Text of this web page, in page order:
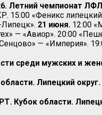
Летний чемпионат
15:00 «Феникс
21 июня. 12:00
— «Авиор». 20:00
— «Империя».
среди мужских и
Липецкий
области.